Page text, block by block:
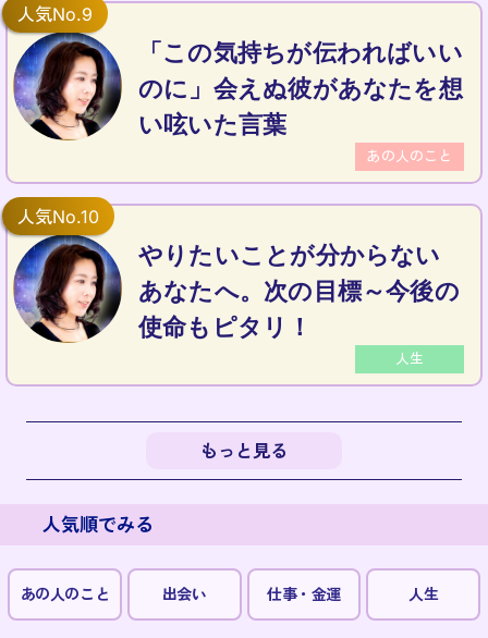
あの人のこと
「この気持ちが伝わればいい
のに」会えぬ彼があなたを想
い呟いた言葉
人生
やりたいことが分からない
あなたへ。次の目標～今後の
使命もピタリ！
もっと見る
人気順でみる
あの人のこと 出会い 仕事・金運 人生